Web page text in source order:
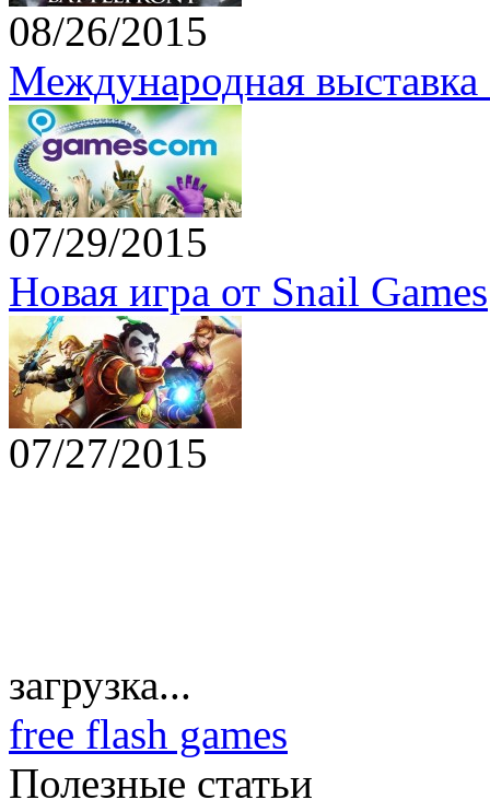
08/26/2015
Международная
07/29/2015
Новая игра от Snail Games
07/27/2015
загрузка...
free flash games
Полезные статьи